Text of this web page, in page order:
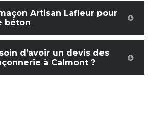
Artisan Lafleur pour
béton
d’avoir un devis des
à Calmont ?